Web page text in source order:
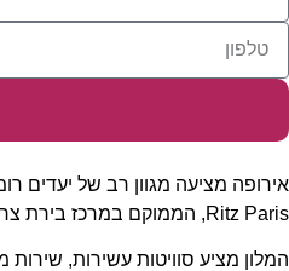
אירופה מציעה מגוון רב של יעדים
Ritz Paris, הממוקם במרכז בירת צרפת, הוא מלון מפורסם המתאים לזוגות חתונה.
המלון מציע סוויטות עשירות,